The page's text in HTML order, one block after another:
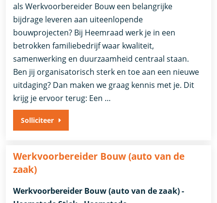
als Werkvoorbereider Bouw een belangrijke
bijdrage leveren aan uiteenlopende
bouwprojecten? Bij Heemraad werk je in een
betrokken familiebedrijf waar kwaliteit,
samenwerking en duurzaamheid centraal staan.
Ben jij organisatorisch sterk en toe aan een nieuwe
uitdaging? Dan maken we graag kennis met je. Dit
krijg je ervoor terug: Een …
Solliciteer
Werkvoorbereider Bouw (auto van de
zaak)
Werkvoorbereider Bouw (auto van de zaak) -